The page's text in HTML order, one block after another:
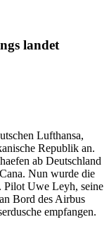
landet
Lufthansa,
Republik an.
ab Deutschland
Nun wurde die
Pilot Uwe Leyh, seine
Bord des Airbus
empfangen.